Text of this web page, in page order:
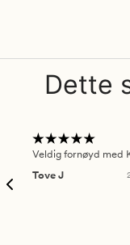
Dette
Veldig fornøyd med
Tove J